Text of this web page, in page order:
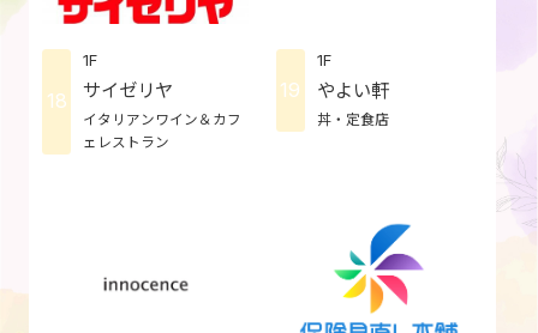
18
1F
サイゼリヤ
イタリアンワイン＆カフ
ェレストラン
19
1F
やよい軒
丼・定食店